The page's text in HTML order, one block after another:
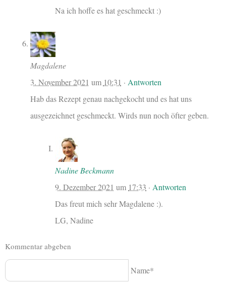
Na ich hoffe es hat geschmeckt :)
Magdalene
3. November 2021 um 10:31 · Antworten
Hab das Rezept genau nachgekocht und es hat uns
ausgezeichnet geschmeckt. Wirds nun noch öfter geben.
Nadine Beckmann
9. Dezember 2021 um 17:33 · Antworten
Das freut mich sehr Magdalene :).
LG, Nadine
Kommentar abgeben
Name*